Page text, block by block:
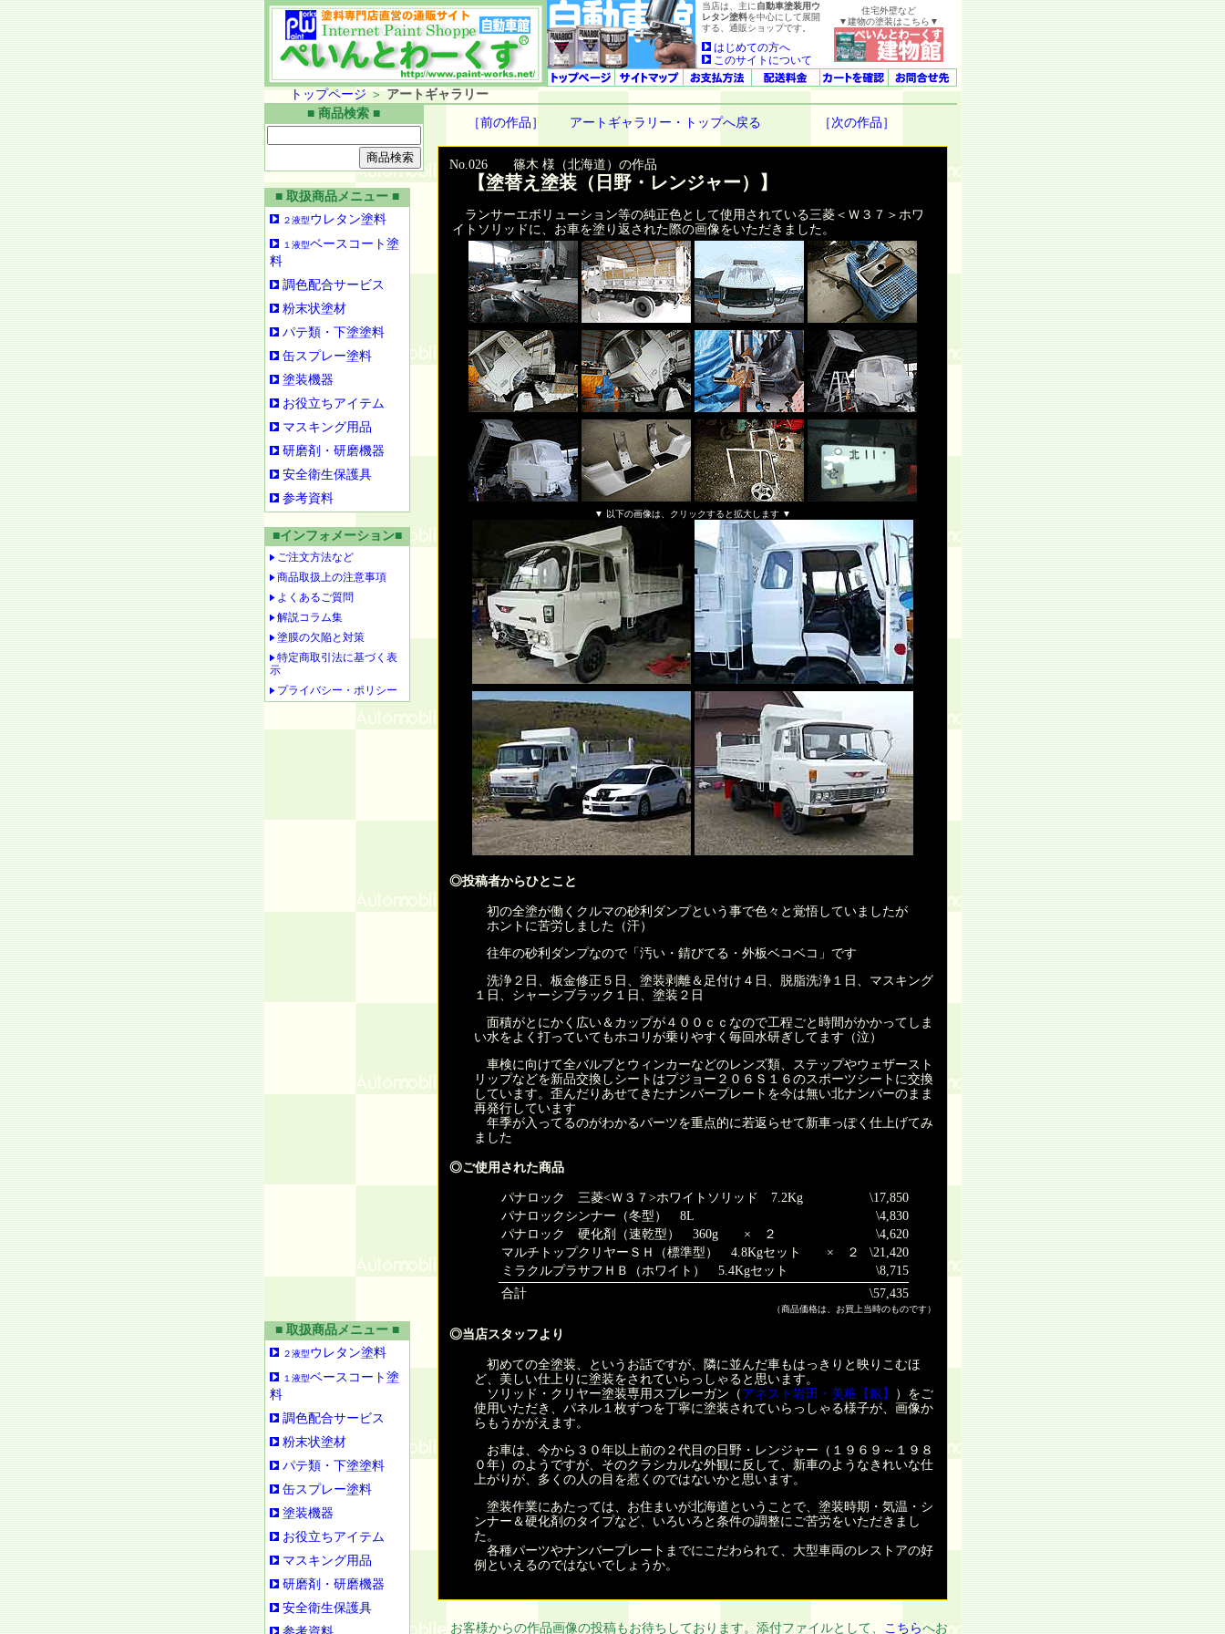
当店は、主に自動車塗装用ウ
レタン塗料を中心にして展開
する、通販ショップです。
はじめての方へ
このサイトについて
住宅外壁など
▼建物の塗装はこちら▼
トップページ ＞ アートギャラリー
■ 商品検索 ■
■ 取扱商品メニュー ■
２液型ウレタン塗料
１液型ベースコート塗
料
調色配合サービス
粉末状塗材
パテ類・下塗塗料
缶スプレー塗料
塗装機器
お役立ちアイテム
マスキング用品
研磨剤・研磨機器
安全衛生保護具
参考資料
■インフォメーション■
ご注文方法など
商品取扱上の注意事項
よくあるご質問
解説コラム集
塗膜の欠陥と対策
特定商取引法に基づく表
示
プライバシー・ポリシー
［前の作品］ アートギャラリー・トップへ戻る ［次の作品］
No.026 篠木 様（北海道）の作品
【塗替え塗装（日野・レンジャー）】
ランサーエボリューション等の純正色として使用されている三菱＜Ｗ３７＞ホワ
イトソリッドに、お車を塗り返された際の画像をいただきました。
▼ 以下の画像は、クリックすると拡大します ▼
◎投稿者からひとこと
初の全塗が働くクルマの砂利ダンプという事で色々と覚悟していましたが
ホントに苦労しました（汗）
往年の砂利ダンプなので「汚い・錆びてる・外板ベコベコ」です
洗浄２日、板金修正５日、塗装剥離＆足付け４日、脱脂洗浄１日、マスキング
１日、シャーシブラック１日、塗装２日
面積がとにかく広い＆カップが４００ｃｃなので工程ごと時間がかかってしま
い水をよく打っていてもホコリが乗りやすく毎回水研ぎしてます（泣）
車検に向けて全バルブとウィンカーなどのレンズ類、ステップやウェザースト
リップなどを新品交換しシートはプジョー２０６Ｓ１６のスポーツシートに交換
しています。歪んだりあせてきたナンバープレートを今は無い北ナンバーのまま
再発行しています
年季が入ってるのがわかるパーツを重点的に若返らせて新車っぽく仕上げてみ
ました
◎ご使用された商品
パナロック 三菱<Ｗ３７>ホワイトソリッド 7.2Kg
\17,850
パナロックシンナー（冬型） 8L
\4,830
パナロック 硬化剤（速乾型） 360g × ２
\4,620
マルチトップクリヤーＳＨ（標準型） 4.8Kgセット × ２
\21,420
ミラクルプラサフＨＢ（ホワイト） 5.4Kgセット
\8,715
合計
\57,435
（商品価格は、お買上当時のものです）
◎当店スタッフより
初めての全塗装、というお話ですが、隣に並んだ車もはっきりと映りこむほ
ど、美しい仕上りに塗装をされていらっしゃると思います。
ソリッド・クリヤー塗装専用スプレーガン（ アネスト岩田・美粧【銀】
）をご
使用いただき、パネル１枚ずつを丁寧に塗装されていらっしゃる様子が、画像か
らもうかがえます。
お車は、今から３０年以上前の２代目の日野・レンジャー（１９６９～１９８
０年）のようですが、そのクラシカルな外観に反して、新車のようなきれいな仕
上がりが、多くの人の目を惹くのではないかと思います。
塗装作業にあたっては、お住まいが北海道ということで、塗装時期・気温・シ
ンナー＆硬化剤のタイプなど、いろいろと条件の調整にご苦労をいただきまし
た。
各種パーツやナンバープレートまでにこだわられて、大型車両のレストアの好
例といえるのではないでしょうか。
お客様からの作品画像の投稿もお待ちしております。添付ファイルとして、 こちらへお
■ 取扱商品メニュー ■
２液型ウレタン塗料
１液型ベースコート塗
料
調色配合サービス
粉末状塗材
パテ類・下塗塗料
缶スプレー塗料
塗装機器
お役立ちアイテム
マスキング用品
研磨剤・研磨機器
安全衛生保護具